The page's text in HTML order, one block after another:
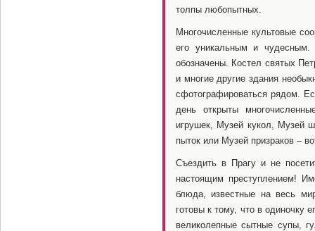
толпы любопытных.
Многочисленные культовые
его уникальным и чудесным.
обозначены. Костел святых
и многие другие здания
сфотографироваться рядом.
день открыты
игрушек, Музей кукол, Музей
пыток или Музей призраков –
Съездить в Прагу и не
настоящим преступлением!
блюда, известные на весь
готовы к тому, что в одиночку
великолепные сытные супы,